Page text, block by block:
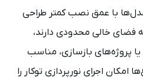
با عمق نصب کمتر طراحی
فضای خالی محدودی دارند،
پروژه‌های بازسازی، مناسب
امکان اجرای نورپردازی توکار را